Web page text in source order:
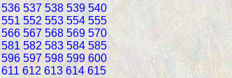
536 537 538 539 540
551 552 553 554 555
566 567 568 569 570
581 582 583 584 585
596 597 598 599 600
611 612 613 614 615